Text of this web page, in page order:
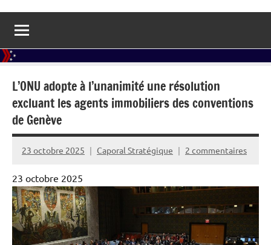
L’ONU adopte à l’unanimité une résolution
excluant les agents immobiliers des conventions
de Genève
23 octobre 2025 Caporal Stratégique 2 commentaires
23 octobre 2025